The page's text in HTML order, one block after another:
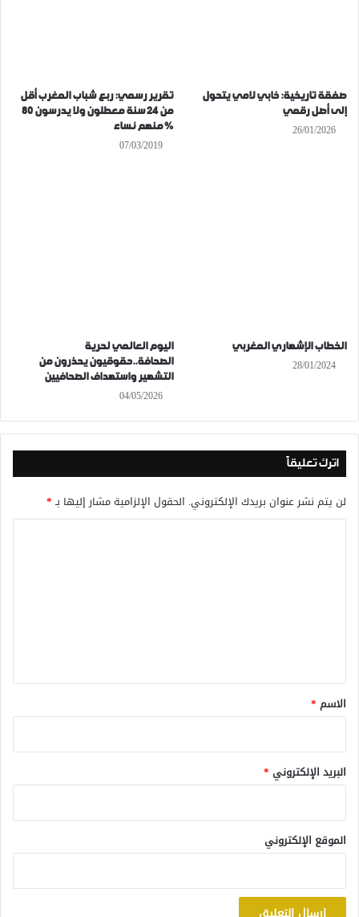
صفقة تاريخية: خابي لامي يتحول
إلى أصل رقمي
26/01/2026
تقرير رسمي: ربع شباب المغرب أقل
من 24 سنة معطلون ولا يدرسون 80
% منهم نساء
07/03/2019
الخطاب الإشهاري المغربي
28/01/2024
اليوم العالمي لحرية
الصحافة..حقوقيون يحذرون من
التشهير واستهداف الصحافيين
04/05/2026
اترك تعليقاً
لن يتم نشر عنوان بريدك الإلكتروني. الحقول الإلزامية مشار إليها بـ*
*
الاسم *
البريد الإلكتروني *
الموقع الإلكتروني